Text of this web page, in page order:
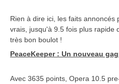
Rien à dire ici, les faits annoncés
vrais, jusqu'à 9.5 fois plus rapide
très bon boulot !
PeaceKeeper : Un nouveau
Avec 3635 points, Opera 10.5